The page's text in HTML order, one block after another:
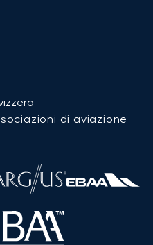
di aviazione